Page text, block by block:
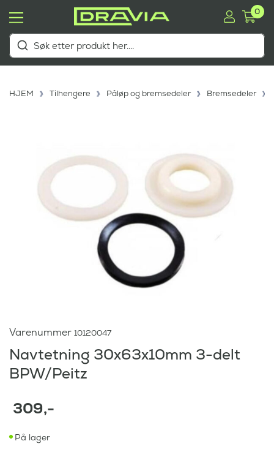
0
HJEM Tilhengere Påløp og bremsedeler Bremsedeler
Varenummer 10120047
Navtetning 30x63x10mm 3-delt
BPW/Peitz
309,-
På lager